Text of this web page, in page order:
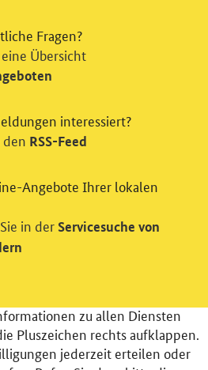
und / oder
Stelle um Ihre Einwilligung für
unserer Webseite: Wir
mit Hilfe
Statistiken verstehen, um
zu allen Diensten
Pluszeichen rechts aufklappen.
jederzeit erteilen oder
Fragen?
Übersicht
interessiert?
RSS-Feed
Angebote Ihrer lokalen
in der Servicesuche von